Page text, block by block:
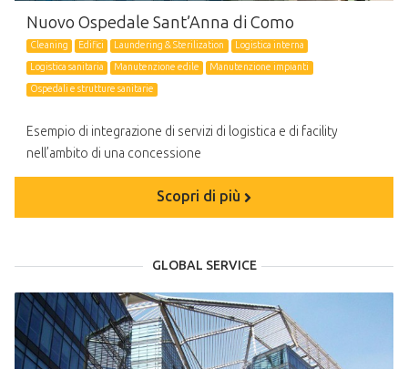
Nuovo Ospedale Sant’Anna di Como
Cleaning Edifici Laundering & Sterilization
Logistica interna
Logistica sanitaria
Manutenzione edile
Manutenzione impianti
Ospedali e strutture sanitarie
Esempio di integrazione di servizi di logistica e di facility
nell’ambito di una concessione
Scopri di più
GLOBAL SERVICE